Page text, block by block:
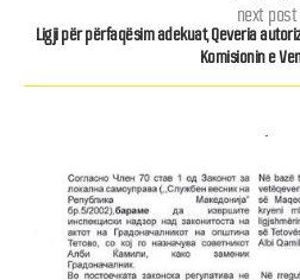
next post
Ligji për përfaqësim adekuat, Qeveria
Komisionin e